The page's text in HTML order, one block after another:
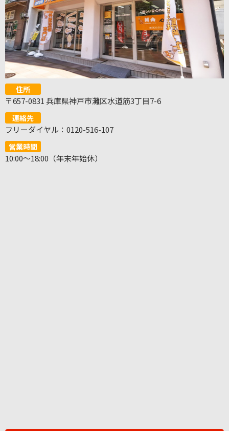
住所
〒657-0831 兵庫県神戸市灘区水道筋3丁目7-6
連絡先
フリーダイヤル：0120-516-107
営業時間
10:00～18:00（年末年始休）